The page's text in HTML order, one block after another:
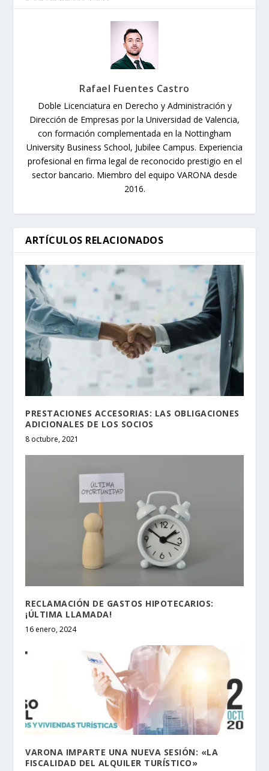
Rafael Fuentes Castro
Doble Licenciatura en Derecho y Administración y
Dirección de Empresas por la Universidad de Valencia,
con formación complementada en la Nottingham
University Business School, Jubilee Campus. Experiencia
profesional en firma legal de reconocido prestigio en el
sector bancario. Miembro del equipo VARONA desde
2016.
ARTÍCULOS RELACIONADOS
PRESTACIONES ACCESORIAS: LAS OBLIGACIONES
ADICIONALES DE LOS SOCIOS
8 octubre, 2021
RECLAMACIÓN DE GASTOS HIPOTECARIOS:
¡ÚLTIMA LLAMADA!
16 enero, 2024
VARONA IMPARTE UNA NUEVA SESIÓN: «LA
FISCALIDAD DEL ALQUILER TURÍSTICO»